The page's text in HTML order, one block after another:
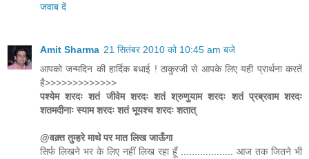
जवाब दें
Amit Sharma 21 सितंबर 2010 को 10:45 am बजे
आपको जन्मदिन की हार्दिक बधाई ! ठाकुरजी से आपके लिए यही प्रार्थना करतें
है>>>>>>>>>>>>>
पश्येम शरदः शतं जीवेम शरदः शतं श्रुणुयाम शरदः शतं प्रब्रवाम शरदः
शतमदीनाः स्याम शरदः शतं भूयश्च शरदः शतात्
@वक़्त तुम्हरे माथे पर मात लिख जाऊँगा
सिर्फ लिखने भर के लिए नहीं लिख रहा हूँ ................... आज तक जितने भी